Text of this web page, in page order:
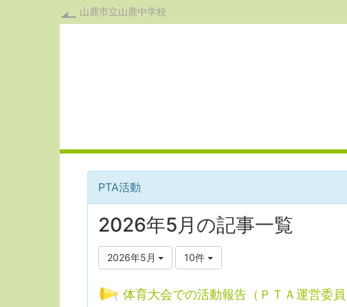
山鹿市立山鹿中学校
PTA活動
2026年5月の記事一覧
2026年5月 10件
体育大会での活動報告（ＰＴＡ運営委